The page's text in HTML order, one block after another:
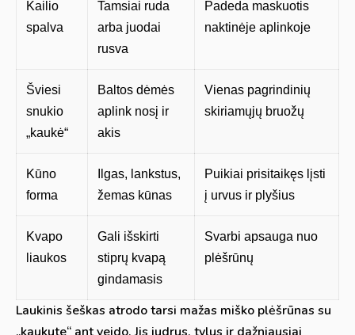
Kailio
spalva
Tamsiai ruda
arba juodai
rusva
Padeda maskuotis
naktinėje aplinkoje
Šviesi
snukio
„kaukė“
Baltos dėmės
aplink nosį ir
akis
Vienas pagrindinių
skiriamųjų bruožų
Kūno
forma
Ilgas, lankstus,
žemas kūnas
Puikiai prisitaikęs lįsti
į urvus ir plyšius
Kvapo
liaukos
Gali išskirti
stiprų kvapą
gindamasis
Svarbi apsauga nuo
plėšrūnų
Laukinis šeškas atrodo tarsi mažas miško plėšrūnas su